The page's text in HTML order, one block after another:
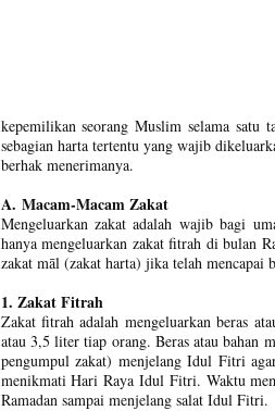
kepemilikan seorang Muslim selama satu
sebagian harta tertentu yang wajib
berhak menerimanya.
A. Macam-Macam Zakat
Mengeluarkan zakat adalah wajib bagi
hanya mengeluarkan zakat fitrah di bulan
zakat māl (zakat harta) jika telah mencapai
1. Zakat Fitrah
Zakat fitrah adalah mengeluarkan beras
atau 3,5 liter tiap orang. Beras atau bahan
pengumpul zakat) menjelang Idul Fitri
menikmati Hari Raya Idul Fitri. Waktu
Ramadan sampai menjelang salat Idul Fitri.